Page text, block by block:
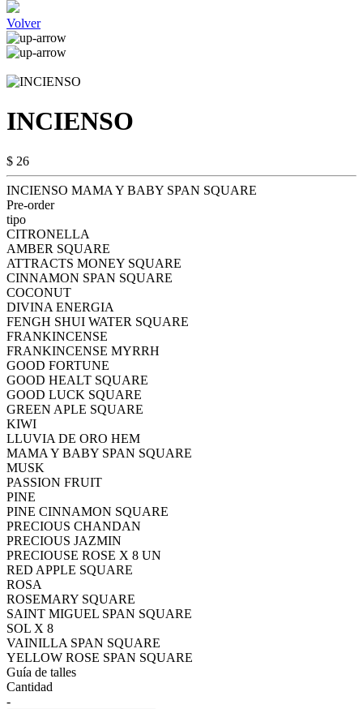
Volver
INCIENSO
$ 26
INCIENSO MAMA Y BABY SPAN SQUARE
Pre-order
tipo
CITRONELLA
AMBER SQUARE
ATTRACTS MONEY SQUARE
CINNAMON SPAN SQUARE
COCONUT
DIVINA ENERGIA
FENGH SHUI WATER SQUARE
FRANKINCENSE
FRANKINCENSE MYRRH
GOOD FORTUNE
GOOD HEALT SQUARE
GOOD LUCK SQUARE
GREEN APLE SQUARE
KIWI
LLUVIA DE ORO HEM
MAMA Y BABY SPAN SQUARE
MUSK
PASSION FRUIT
PINE
PINE CINNAMON SQUARE
PRECIOUS CHANDAN
PRECIOUS JAZMIN
PRECIOUSE ROSE X 8 UN
RED APPLE SQUARE
ROSA
ROSEMARY SQUARE
SAINT MIGUEL SPAN SQUARE
SOL X 8
VAINILLA SPAN SQUARE
YELLOW ROSE SPAN SQUARE
Guía de talles
Cantidad
-